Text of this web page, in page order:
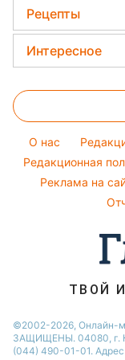
Новости
Новости
Новости
Новости
Ани Лорак
Кейт Миддлтон
Алла Пугачева
Максим Галкин
Настя
Виталий
Потап
София Ротару
Новости моды
Советы от
Окрашивание
Комнатные
Авто
Все о сале
Стирка
Рецепты
Закуски
Салаты
Простые
Легкие
Напитки
Праздничное
Интересное
Тесты по
Оптические
Народные
Все о шоу-
O нас
Редакционная
Реклама на
ТВОЙ
©2002-2026, Онлайн-
ЗАЩИЩЕНЫ. 04080, г.
(044) 490-01-01.